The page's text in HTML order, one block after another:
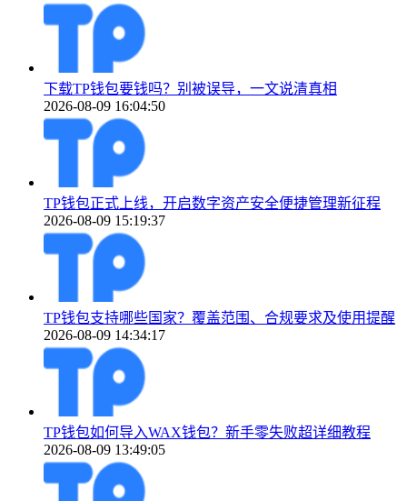
下载TP钱包要钱吗？别被误导，一文说清真相
2026-08-09 16:04:50
TP钱包正式上线，开启数字资产安全便捷管理新征程
2026-08-09 15:19:37
TP钱包支持哪些国家？覆盖范围、合规要求及使用提醒
2026-08-09 14:34:17
TP钱包如何导入WAX钱包？新手零失败超详细教程
2026-08-09 13:49:05